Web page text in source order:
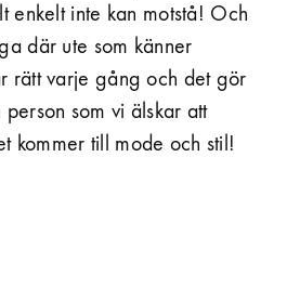
enkelt inte kan motstå! Och
där ute som känner
rätt varje gång och det gör
som vi älskar att
kommer till mode och stil!